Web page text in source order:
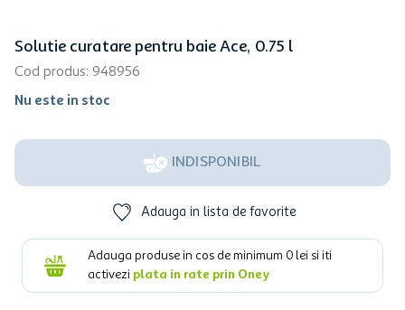
Solutie curatare pentru baie Ace, 0.75 l
Cod produs: 948956
Nu este in stoc
INDISPONIBIL
Adauga in lista de favorite
Adauga produse in cos de minimum 0 lei si iti
activezi plata in rate prin Oney